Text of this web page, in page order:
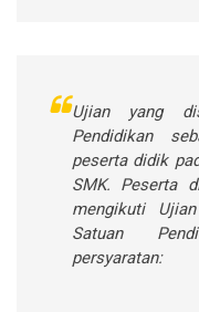
Ujian yang
Pendidikan
peserta didik
SMK. Peserta
mengikuti
Satuan
persyaratan: